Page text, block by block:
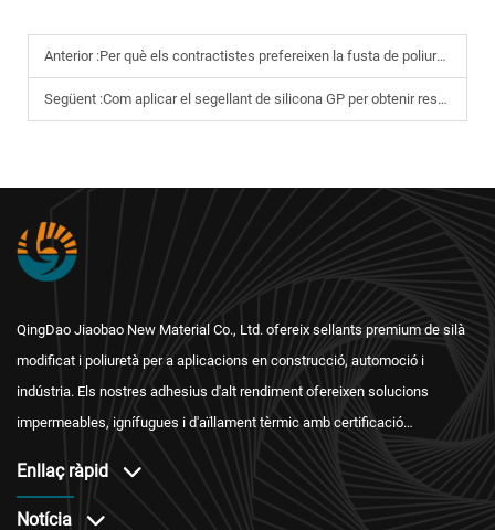
Anterior :Per què els contractistes prefereixen la fusta de poliuretà (PU) per al segellat estructural?
Següent :Com aplicar el segellant de silicona GP per obtenir resultats òptims?
QingDao Jiaobao New Material Co., Ltd. ofereix sellants premium de silà
modificat i poliuretà per a aplicacions en construcció, automoció i
indústria. Els nostres adhesius d'alt rendiment ofereixen solucions
impermeables, ignífugues i d'aïllament tèrmic amb certificació
Enllaç ràpid
Notícia